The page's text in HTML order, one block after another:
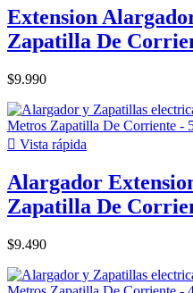
Extension
Zapatilla De
$9.990
 Vista rápida
Alargador
Zapatilla De
$9.490